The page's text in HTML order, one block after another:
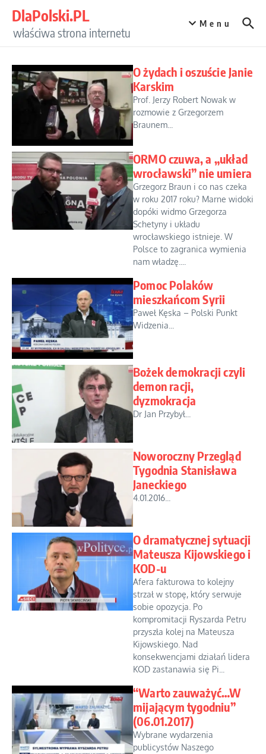
DlaPolski.PL
właściwa strona internetu
Menu
O żydach i oszuście Janie
Karskim
Prof. Jerzy Robert Nowak w
rozmowie z Grzegorzem
Braunem...
ORMO czuwa, a „układ
wrocławski” nie umiera
Grzegorz Braun i co nas czeka
w roku 2017 roku? Marne widoki
dopóki widmo Grzegorza
Schetyny i układu
wrocławskiego istnieje. W
Polsce to zagranica wymienia
nam władzę....
Pomoc Polaków
mieszkańcom Syrii
Paweł Kęska – Polski Punkt
Widzenia...
Bożek demokracji czyli
demon racji,
dyzmokracja
Dr Jan Przybył...
Noworoczny Przegląd
Tygodnia Stanisława
Janeckiego
4.01.2016...
O dramatycznej sytuacji
Mateusza Kijowskiego i
KOD-u
Afera fakturowa to kolejny
strzał w stopę, który serwuje
sobie opozycja. Po
kompromitacji Ryszarda Petru
przyszła kolej na Mateusza
Kijowskiego. Nad
konsekwencjami działań lidera
KOD zastanawia się Pi...
“Warto zauważyć…W
mijającym tygodniu”
(06.01.2017)
Wybrane wydarzenia
publicystów Naszego